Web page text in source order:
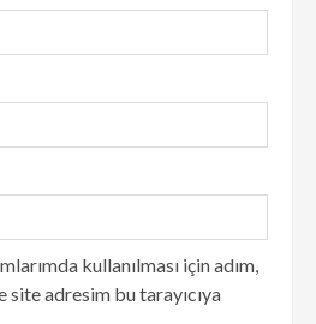
kullanılması için adım,
site adresim bu tarayıcıya